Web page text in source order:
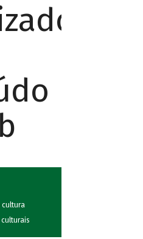
cultura
culturais